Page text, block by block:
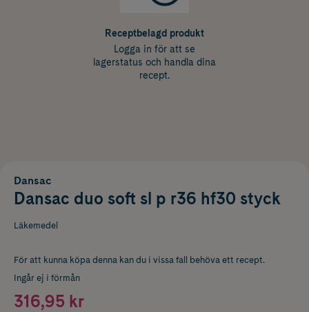
Receptbelagd produkt
Logga in för att se
lagerstatus och handla dina
recept.
Dansac
Dansac duo soft sl p r36 hf30 styck
Läkemedel
För att kunna köpa denna kan du i vissa fall behöva ett recept.
Ingår ej i förmån
316,95 kr